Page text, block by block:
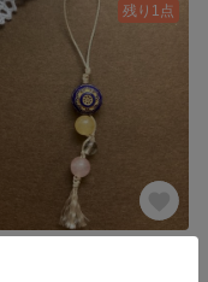
残り1点